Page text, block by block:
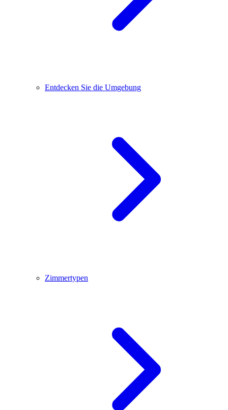
Entdecken Sie die Umgebung
Zimmertypen